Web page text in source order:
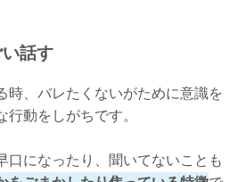
話す
時、バレたくないがために意識を
動をしがちです。
口になったり、聞いてないことも